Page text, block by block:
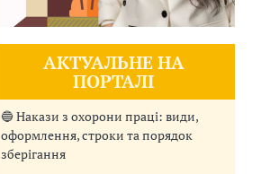
АКТУАЛЬНЕ НА
ПОРТАЛІ
🔵 Накази з охорони праці: види,
оформлення, строки та порядок
зберігання